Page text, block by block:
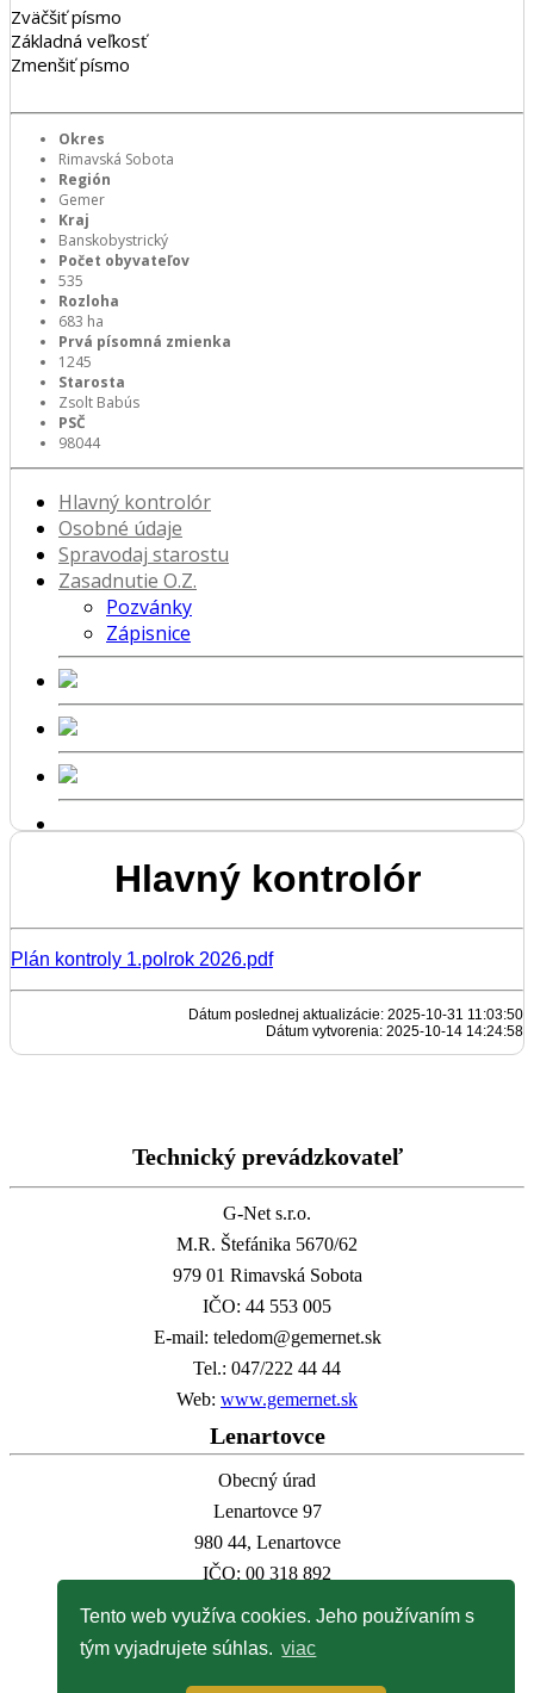
Tento web využíva cookies. Jeho používaním s
tým vyjadrujete súhlas. viac
Zväčšiť písmo
Základná veľkosť
Zmenšiť písmo
Okres
Rimavská Sobota
Región
Gemer
Kraj
Banskobystrický
Počet obyvateľov
535
Rozloha
683 ha
Prvá písomná zmienka
1245
Starosta
Zsolt Babús
PSČ
98044
Hlavný kontrolór
Osobné údaje
Spravodaj starostu
Zasadnutie O.Z.
Pozvánky
Zápisnice
Hlavný kontrolór
Plán kontroly 1.polrok 2026.pdf
Dátum poslednej aktualizácie: 2025-10-31 11:03:50
Dátum vytvorenia: 2025-10-14 14:24:58
Technický prevádzkovateľ
G-Net s.r.o.
M.R. Štefánika 5670/62
979 01 Rimavská Sobota
IČO: 44 553 005
E-mail: teledom@gemernet.sk
Tel.: 047/222 44 44
Web: www.gemernet.sk
Lenartovce
Obecný úrad
Lenartovce 97
980 44, Lenartovce
IČO: 00 318 892
E-mail:
info@lenartovce.sk
Tel.: